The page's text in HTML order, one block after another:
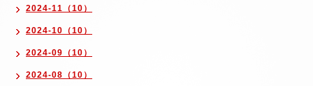
2024-11（10）
2024-10（10）
2024-09（10）
2024-08（10）